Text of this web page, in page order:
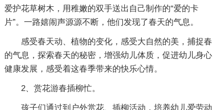
爱护花草树木，用稚嫩的双手送出自己制作的“爱的卡
片”。一路嬉闹声源源不断，他们发现了春天的气息。
感受春天动、植物的变化，感受大自然的美，捕捉春
的气息，探索春天的秘密，增强幼儿体质，促进幼儿身心
健康发展，感受着这春季带来的快乐心情。
2、赏花游春插柳忙。
孩子们通过到户外赏花、插柳活动，培养幼儿爱劳动